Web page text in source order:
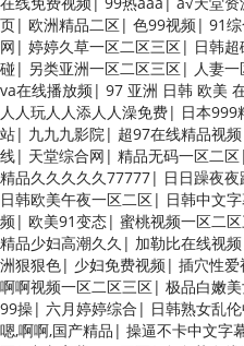
页| 欧洲精品二区| 色99视频| 91
网 | 婷婷久草一区二区三区| 日韩
碰| 另类亚洲一区二区三区| 人妻
va在线播放频| 97 亚洲 日韩 欧美
人人玩人人添人人澡免费| 日本999
站| 九九九影院| 超97在线精品视频
线| 天堂综合网 | 精品无码一区二区|
精品久久久久久77777| 日日躁夜
日韩欧美午夜一区二区| 日韩中文
频| 欧美91变态| 蜜桃视频一区二
精品少妇高潮久久 | 加勒比在线视频
洲狠狠色| 少妇免费视频| 插穴性
啊啊视频一区二区三区| 极品白嫩
99操| 六月婷婷综合 | 日韩熟女乱
嗯,啊啊,国产精品 | 操逼不卡中文字